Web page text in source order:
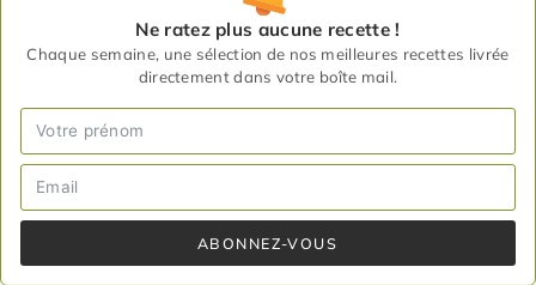
Ne ratez plus aucune recette !
Chaque semaine, une sélection de nos meilleures recettes livrée
directement dans votre boîte mail.
ABONNEZ-VOUS